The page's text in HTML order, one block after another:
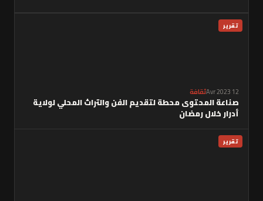
تقرير
12 Avr 2023 ثقافة
صناعة المحتوى محطة لتقديم الفن والتراث المحلي لولاية
أدرار خلال رمضان
تقرير